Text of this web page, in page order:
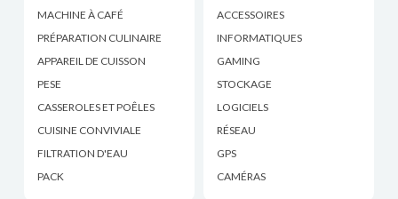
MACHINE À CAFÉ
PRÉPARATION CULINAIRE
APPAREIL DE CUISSON
PESE
CASSEROLES ET POÊLES
CUISINE CONVIVIALE
FILTRATION D'EAU
PACK
ACCESSOIRES
INFORMATIQUES
GAMING
STOCKAGE
LOGICIELS
RÉSEAU
GPS
CAMÉRAS